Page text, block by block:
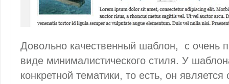
Довольно качественный шаблон, с очень
виде минималистического стиля. У
конкретной тематики, то есть, он